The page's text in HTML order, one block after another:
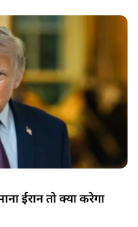
ईरान तो क्या करेगा